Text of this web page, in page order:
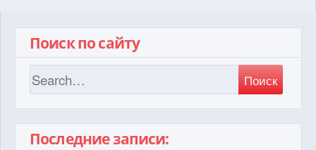
Поиск по сайту
Поиск
Последние записи: